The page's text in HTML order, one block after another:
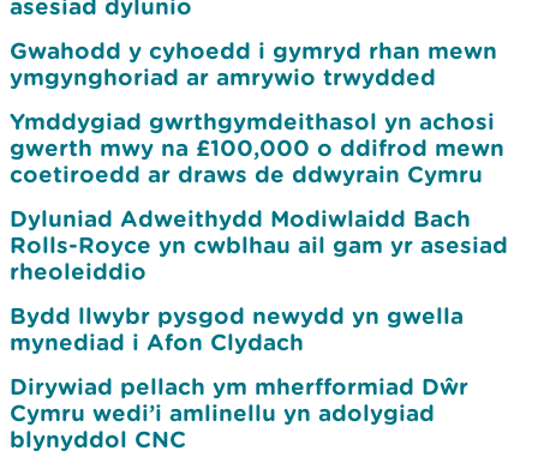
asesiad dylunio
Gwahodd y cyhoedd i gymryd rhan mewn
ymgynghoriad ar amrywio trwydded
Ymddygiad gwrthgymdeithasol yn achosi
gwerth mwy na £100,000 o ddifrod mewn
coetiroedd ar draws de ddwyrain Cymru
Dyluniad Adweithydd Modiwlaidd Bach
Rolls-Royce yn cwblhau ail gam yr asesiad
rheoleiddio
Bydd llwybr pysgod newydd yn gwella
mynediad i Afon Clydach
Dirywiad pellach ym mherfformiad Dŵr
Cymru wedi’i amlinellu yn adolygiad
blynyddol CNC